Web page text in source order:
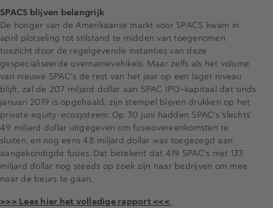
SPACS blijven belangrijk
De honger van de Amerikaanse markt voor SPACS kwam in
april plotseling tot stilstand te midden van toegenomen
toezicht door de regelgevende instanties van deze
gespecialiseerde overnamevehikels. Maar zelfs als het volume
van nieuwe SPAC's de rest van het jaar op een lager niveau
blijft, zal de 207 miljard dollar aan SPAC IPO-kapitaal dat sinds
januari 2019 is opgehaald, zijn stempel blijven drukken op het
private equity-ecosysteem. Op 30 juni hadden SPAC's ‘slechts’
49 miljard dollar uitgegeven om fusieovereenkomsten te
sluiten, en nog eens 48 miljard dollar was toegezegd aan
aangekondigde fusies. Dat betekent dat 419 SPAC's met 133
miljard dollar nog steeds op zoek zijn naar bedrijven om mee
naar de beurs te gaan.
>>> Lees hier het volledige rapport <<<